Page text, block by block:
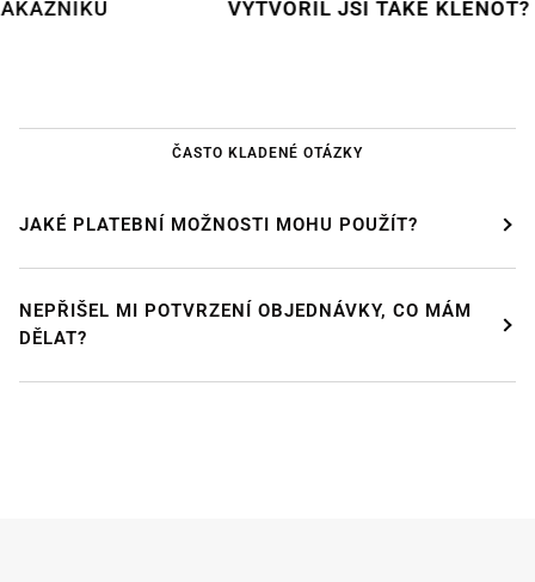
VYTVOŘIL JSI TAKÉ KLENOT? POŠLI
ČASTO KLADENÉ OTÁZKY
JAKÉ PLATEBNÍ MOŽNOSTI MOHU POUŽÍT?
NEPŘIŠEL MI POTVRZENÍ OBJEDNÁVKY, CO MÁM
DĚLAT?